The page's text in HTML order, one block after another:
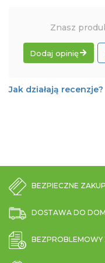
Znasz
Dodaj opinię
Jak działają recenzje?
BEZPIECZNE
DOSTAWA DO